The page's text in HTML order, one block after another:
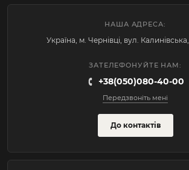
НАША АДРЕСА:
Україна, м. Чернівці, вул.
ЗАТЕЛЕФОНУЙТЕ НАМ:
+38(050)080-40-00
Передзвоніть мені
До контактів